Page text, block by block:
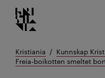
Gå
til
Kristiania logo
Kristiania Kunnskap
Freia-boikotten smeltet